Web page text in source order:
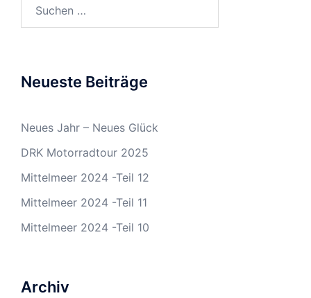
nach:
Neueste Beiträge
Neues Jahr – Neues Glück
DRK Motorradtour 2025
Mittelmeer 2024 -Teil 12
Mittelmeer 2024 -Teil 11
Mittelmeer 2024 -Teil 10
Archiv